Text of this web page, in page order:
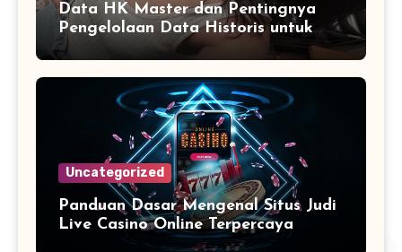
Data HK Master dan Pentingnya
Pengelolaan Data Historis untuk
Informasi yang Lebih Lengkap
Uncategorized
Panduan Dasar Mengenal Situs Judi
Live Casino Online Terpercaya